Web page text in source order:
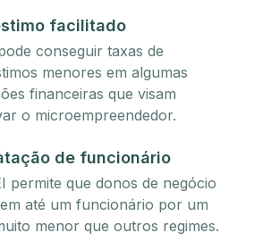
facilitado
conseguir taxas de
menores em algumas
financeiras que visam
o microempreendedor.
de funcionário
permite que donos de negócio
até um funcionário por um
menor que outros regimes.